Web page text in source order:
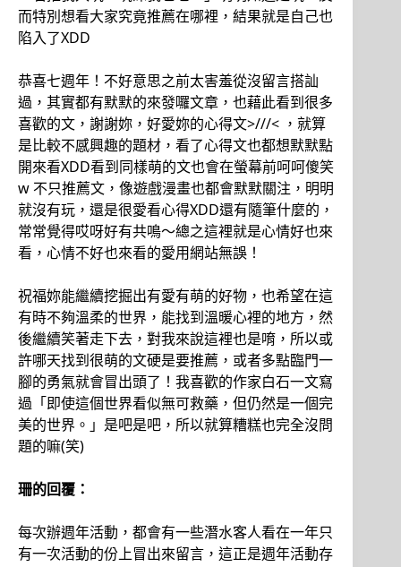
而特別想看大家究竟推薦在哪裡，結果就是自己也
陷入了XDD
恭喜七週年！不好意思之前太害羞從沒留言搭訕
過，其實都有默默的來發囉文章，也藉此看到很多
喜歡的文，謝謝妳，好愛妳的心得文>///< ，就算
是比較不感興趣的題材，看了心得文也都想默默點
開來看XDD看到同樣萌的文也會在螢幕前呵呵傻笑
w 不只推薦文，像遊戲漫畫也都會默默關注，明明
就沒有玩，還是很愛看心得XDD還有隨筆什麼的，
常常覺得哎呀好有共鳴～總之這裡就是心情好也來
看，心情不好也來看的愛用網站無誤！
祝福妳能繼續挖掘出有愛有萌的好物，也希望在這
有時不夠溫柔的世界，能找到溫暖心裡的地方，然
後繼續笑著走下去，對我來說這裡也是唷，所以或
許哪天找到很萌的文硬是要推薦，或者多點臨門一
腳的勇氣就會冒出頭了！我喜歡的作家白石一文寫
過「即使這個世界看似無可救藥，但仍然是一個完
美的世界。」是吧是吧，所以就算糟糕也完全沒問
題的嘛(笑)
珊的回覆：
每次辦週年活動，都會有一些潛水客人看在一年只
有一次活動的份上冒出來留言，這正是週年活動存